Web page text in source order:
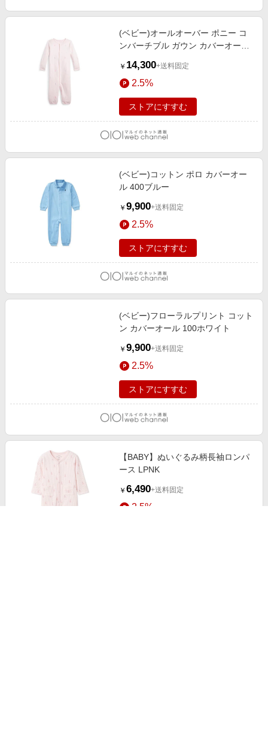
(ベビー)オールオーバー ポニー コ
ンバーチブル ガウン カバーオール
￥ 14,300+送料固定
2.5%
ストアにすすむ
(ベビー)コットン ポロ カバーオー
ル 400ブルー
￥ 9,900+送料固定
2.5%
ストアにすすむ
(ベビー)フローラルプリント コット
ン カバーオール 100ホワイト
￥ 9,900+送料固定
2.5%
ストアにすすむ
【BABY】ぬいぐるみ柄長袖ロンパ
ース LPNK
￥ 6,490+送料固定
2.5%